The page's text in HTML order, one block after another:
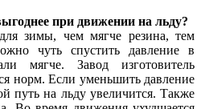
при движении на льду?
зимы, чем мягче резина, тем
чуть спустить давление в
мягче. Завод изготовитель
норм. Если уменьшить давление
путь на льду увеличится. Также